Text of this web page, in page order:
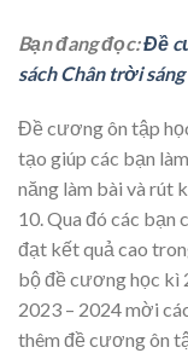
Bạn đang đọc:Đề
sách Chân trời
Đề cương ôn tập
tạo giúp các bạn
năng làm bài và rút
10. Qua đó các bạn
đạt kết quả cao
bộ đề cương học kì
2023 – 2024 mời
thêm đề cương ôn